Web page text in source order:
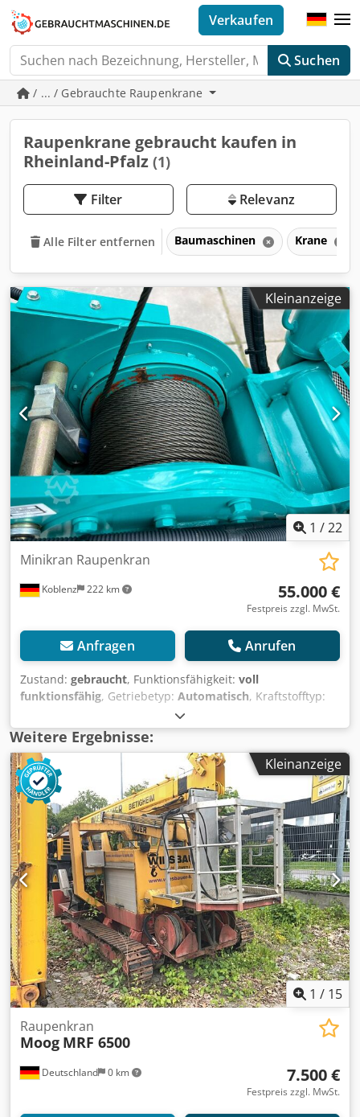
Suchen
Verkaufen
/ ... / Gebrauchte Raupenkrane
Raupenkrane gebraucht kaufen in
Rheinland-Pfalz (1)
Filter Relevanz
Alle Filter entfernen Baumaschinen Krane
Kleinanzeige
1 /22
Koblenz 222 km
Minikran Raupenkran
55.000 €
Festpreis zzgl. MwSt.
Anfragen Anrufen
Zustand: gebraucht, Funktionsfähigkeit: voll
funktionsfähig, Getriebetyp: Automatisch, Kraftstofftyp:
, nächste Prüfung (TÜV):
Betriebsstunden:900 h, Ausstattung:Gummiketten, Kran,
UVV, geräuscharm, tip top Zustand! Cjdpjvriuvjfx Agqsha
Weitere Ergebnisse:
Kleinanzeige
1 / 15
Deutschland 0 km
Raupenkran
Moog MRF 6500
7.500 €
Festpreis zzgl. MwSt.